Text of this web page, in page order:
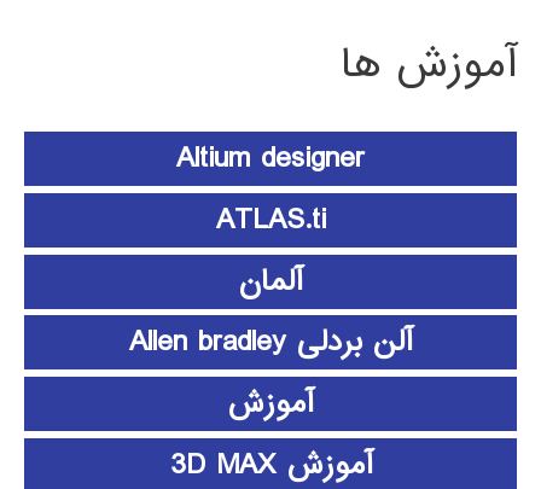
آموزش ها
Altium designer
ATLAS.ti
آلمان
آلن بردلی Allen bradley
آموزش
آموزش 3D MAX